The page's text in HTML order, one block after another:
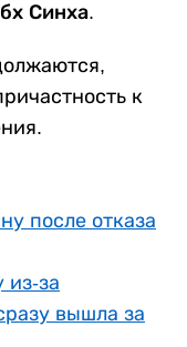
Синха.
к
после отказа
из-за
вышла за